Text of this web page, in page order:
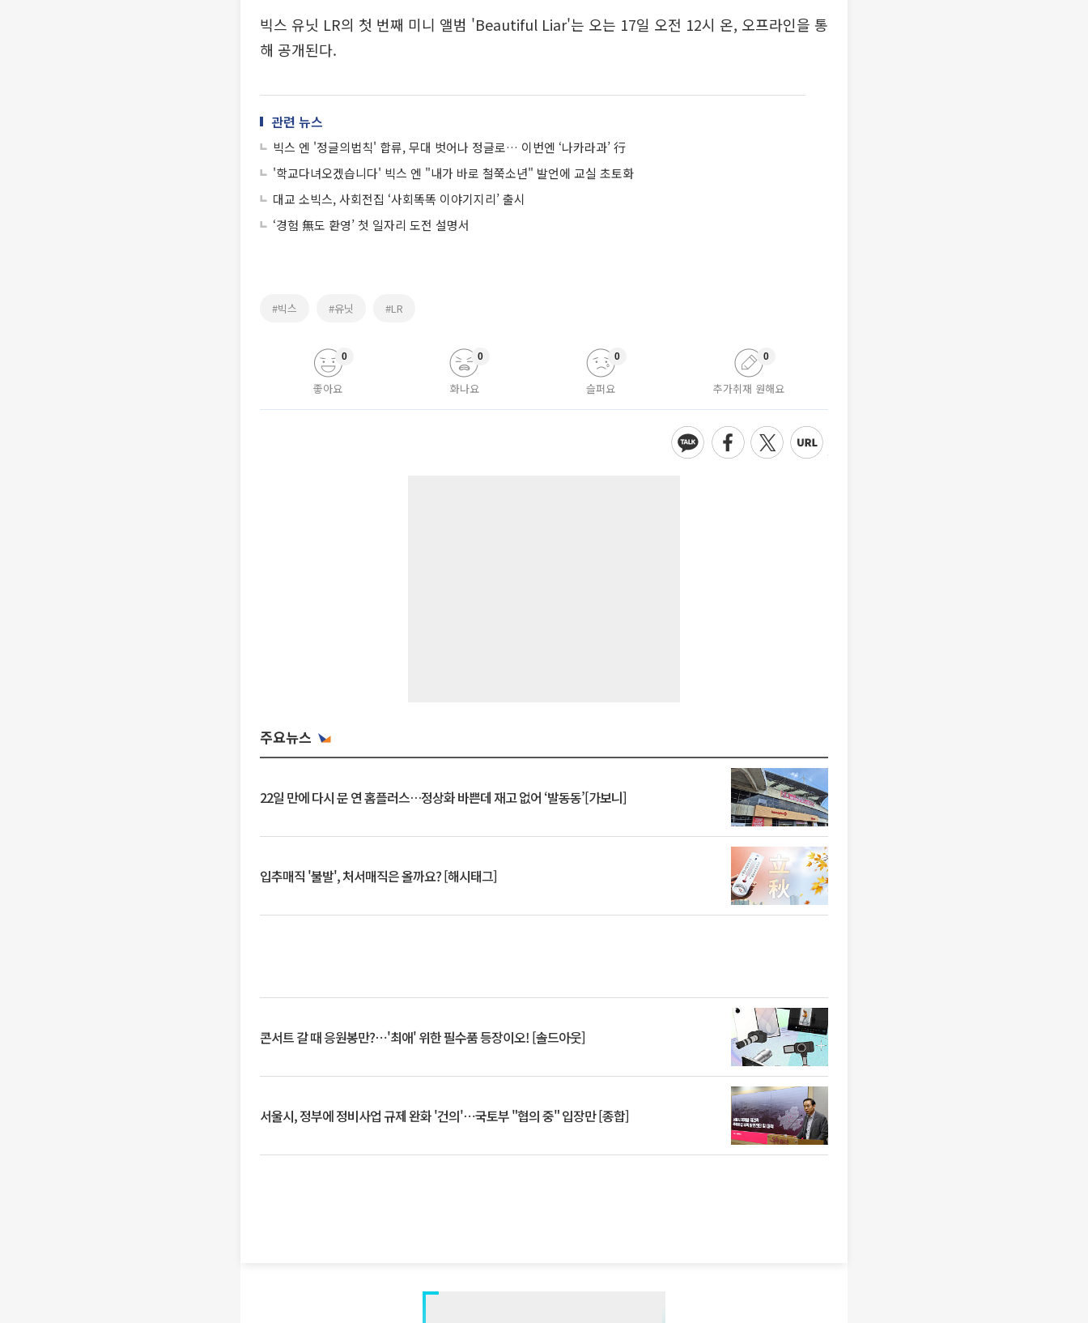
빅스 유닛 LR의 첫 번째 미니 앨범 'Beautiful Liar'는 오는 17일 오전 12시 온, 오프라인을 통
해 공개된다.
관련 뉴스
빅스 엔 '정글의법칙' 합류, 무대 벗어나 정글로… 이번엔 ‘나카라과’ 行
'학교다녀오겠습니다' 빅스 엔 "내가 바로 철쭉소년" 발언에 교실 초토화
대교 소빅스, 사회전집 ‘사회똑똑 이야기지리’ 출시
‘경험 無도 환영’ 첫 일자리 도전 설명서
#빅스 #유닛 #LR
좋아요
0
화나요
0
슬퍼요
0
추가취재 원해요
0
주요뉴스
22일 만에 다시 문 연 홈플러스…정상화 바쁜데 재고 없어 ‘발동동’[가보니]
입추매직 '불발', 처서매직은 올까요? [해시태그]
콘서트 갈 때 응원봉만?⋯'최애' 위한 필수품 등장이오! [솔드아웃]
서울시, 정부에 정비사업 규제 완화 '건의'⋯국토부 "협의 중" 입장만 [종합]